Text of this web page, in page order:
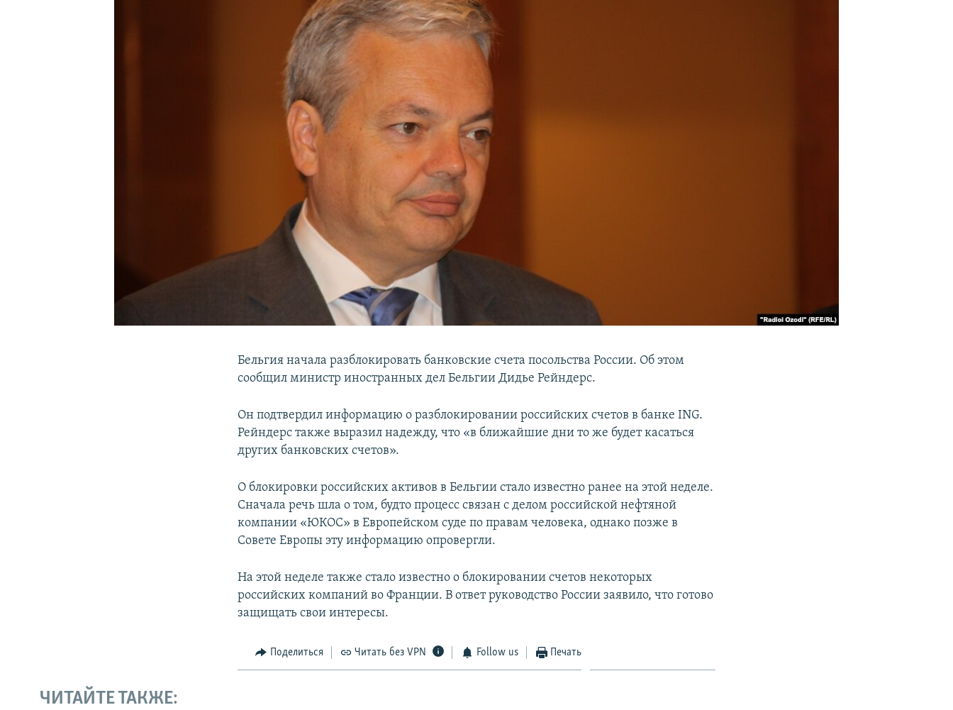
Бельгия начала разблокировать банковские счета посольства России. Об этом
сообщил министр иностранных дел Бельгии Дидье Рейндерс.
Он подтвердил информацию о разблокировании российских счетов в банке ING.
Рейндерс также выразил надежду, что «в ближайшие дни то же будет касаться
других банковских счетов».
О блокировки российских активов в Бельгии стало известно ранее на этой неделе.
Сначала речь шла о том, будто процесс связан с делом российской нефтяной
компании «ЮКОС» в Европейском суде по правам человека, однако позже в
Совете Европы эту информацию опровергли.
На этой неделе также стало известно о блокировании счетов некоторых
российских компаний во Франции. В ответ руководство России заявило, что готово
защищать свои интересы.
Поделиться Читать без VPN Follow us Печать
ЧИТАЙТЕ ТАКЖЕ: